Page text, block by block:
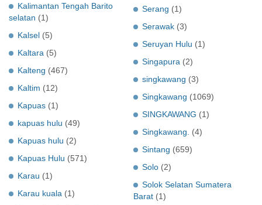
Kalimantan Tengah Barito
selatan (1)
Kalsel (5)
Kaltara (5)
Kalteng (467)
Kaltim (12)
Kapuas (1)
kapuas hulu (49)
Kapuas hulu (2)
Kapuas Hulu (571)
Karau (1)
Karau kuala (1)
Serang (1)
Serawak (3)
Seruyan Hulu (1)
Singapura (2)
singkawang (3)
Singkawang (1069)
SINGKAWANG (1)
Singkawang.
(4)
Sintang (659)
Solo (2)
Solok Selatan Sumatera
Barat (1)